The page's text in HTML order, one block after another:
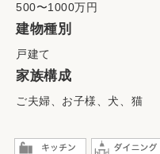
500〜1000万円
建物種別
戸建て
家族構成
ご夫婦、お子様、犬、猫